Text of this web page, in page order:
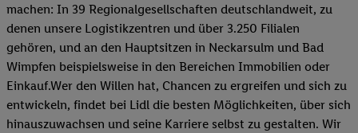
machen: In 39 Regionalgesellschaften deutschlandweit, zu
denen unsere Logistikzentren und über 3.250 Filialen
gehören, und an den Hauptsitzen in Neckarsulm und Bad
Wimpfen beispielsweise in den Bereichen Immobilien oder
Einkauf.Wer den Willen hat, Chancen zu ergreifen und sich zu
entwickeln, findet bei Lidl die besten Möglichkeiten, über sich
hinauszuwachsen und seine Karriere selbst zu gestalten. Wir